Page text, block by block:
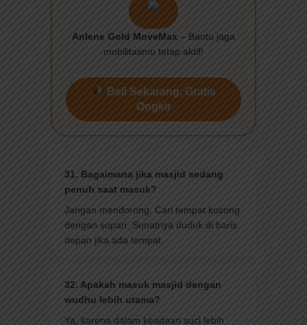
Anlene Gold MoveMax – Bantu jaga
mobilitasmu tetap aktif!
Beli Sekarang, Gratis
Ongkir
31. Bagaimana jika masjid sedang
penuh saat masuk?
Jangan mendorong. Cari tempat kosong
dengan sopan. Sunatnya duduk di baris
depan jika ada tempat.
32. Apakah masuk masjid dengan
wudhu lebih utama?
Ya, karena dalam keadaan suci lebih